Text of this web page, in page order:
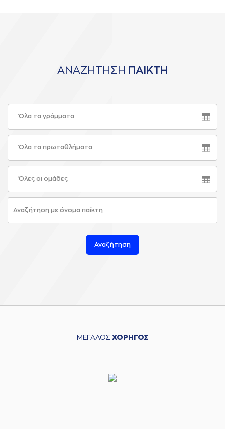
ΑΝΑΖΗΤΗΣΗ ΠΑΙΚΤΗ
Όλα τα γράμματα
Όλα τα πρωταθλήματα
Όλες οι ομάδες
Αναζήτηση
ΜΕΓΑΛΟΣ ΧΟΡΗΓΟΣ